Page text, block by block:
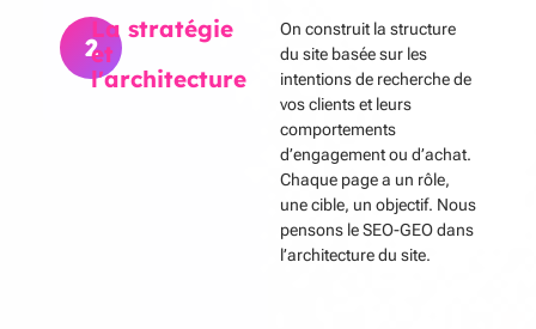
2
La stratégie
et
l'architecture
On construit la structure
du site basée sur les
intentions de recherche de
vos clients et leurs
comportements
d’engagement ou d’achat.
Chaque page a un rôle,
une cible, un objectif. Nous
pensons le SEO-GEO dans
l’architecture du site.